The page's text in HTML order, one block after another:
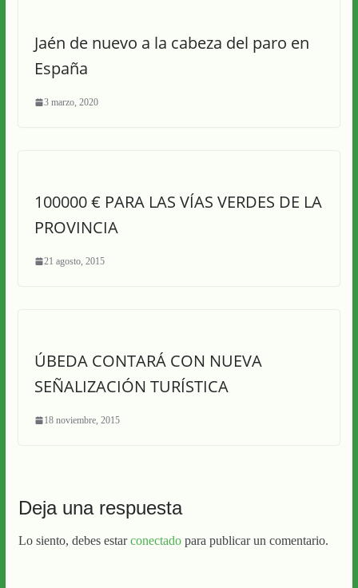
Jaén de nuevo a la cabeza del paro en
España
3 marzo, 2020
100000 € PARA LAS VÍAS VERDES DE LA
PROVINCIA
21 agosto, 2015
ÚBEDA CONTARÁ CON NUEVA
SEÑALIZACIÓN TURÍSTICA
18 noviembre, 2015
Deja una respuesta
Lo siento, debes estarconectadopara publicar un comentario.